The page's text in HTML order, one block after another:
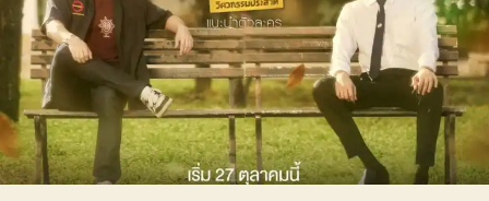
o
s
t
b
l
i
c
a
ç
ã
o
e
t
1
L
i
n